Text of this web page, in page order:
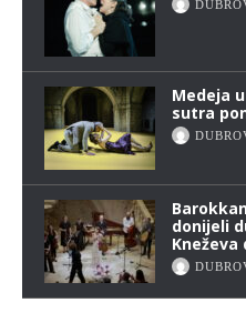
Medeja
sutra
donijeli
Kneževa